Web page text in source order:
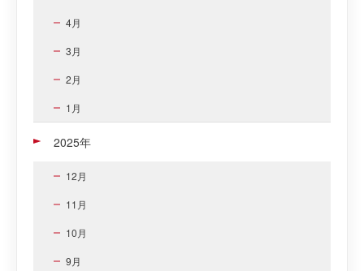
4月
3月
2月
1月
2025年
12月
11月
10月
9月